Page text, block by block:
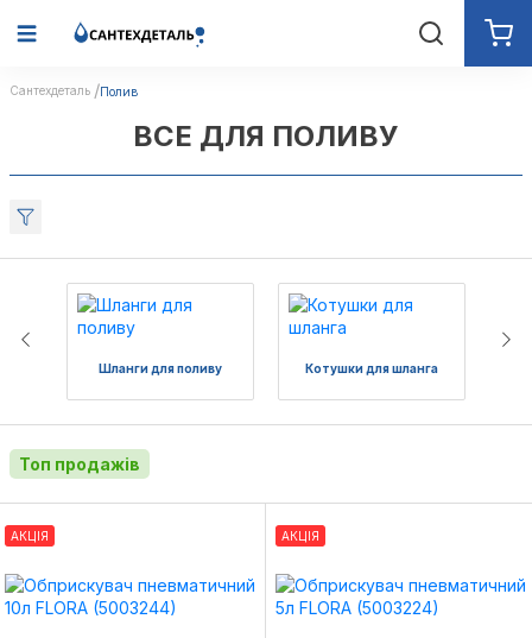
Сантехдеталь Полив
ВСЕ ДЛЯ ПОЛИВУ
Шланги для поливу Котушки для шланга
Топ продажів
АКЦІЯ АКЦІЯ